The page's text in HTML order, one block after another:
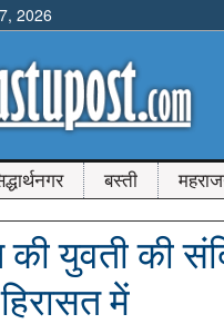
2026
बस्ती
युवती की
में